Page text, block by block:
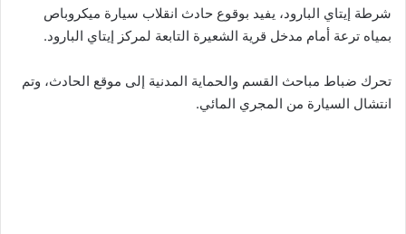
شرطة إيتاي البارود، يفيد بوقوع حادث انقلاب سيارة ميكروباص
بمياه ترعة أمام مدخل قرية الشعيرة التابعة لمركز إيتاي البارود.
تحرك ضباط مباحث القسم والحماية المدنية إلى موقع الحادث، وتم
انتشال السيارة من المجري المائي.